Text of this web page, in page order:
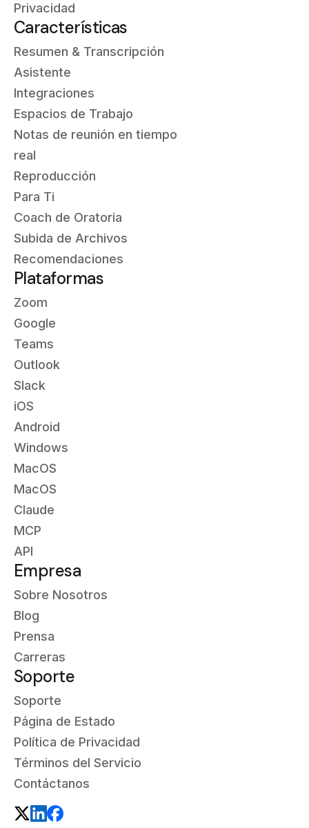
Privacidad
Características
Resumen & Transcripción
Asistente
Integraciones
Espacios de Trabajo
Notas de reunión en tiempo
real
Reproducción
Para Ti
Coach de Oratoria
Subida de Archivos
Recomendaciones
Plataformas
Zoom
Google
Teams
Outlook
Slack
iOS
Android
Windows
MacOS
MacOS
Claude
MCP
API
Empresa
Sobre Nosotros
Blog
Prensa
Carreras
Soporte
Soporte
Página de Estado
Política de Privacidad
Términos del Servicio
Contáctanos